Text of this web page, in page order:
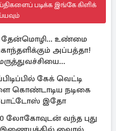
படிக்க இங்கே கிளிக்
தேன்மொழி... உண்மை
அப்பத்தா!
கேக் வெட்டி
கொண்டாடிய நடிகை
போட்டோஸ் இதோ
லோகோவுடன் வந்த புது